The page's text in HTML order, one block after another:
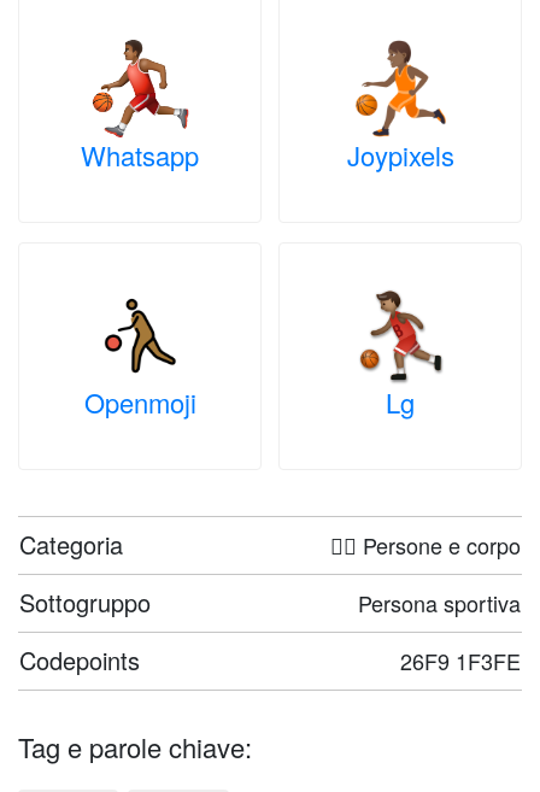
Whatsapp Joypixels
Openmoji Lg
Categoria 🤦‍♀️ Persone e corpo
Sottogruppo Persona sportiva
Codepoints 26F9 1F3FE
Tag e parole chiave: